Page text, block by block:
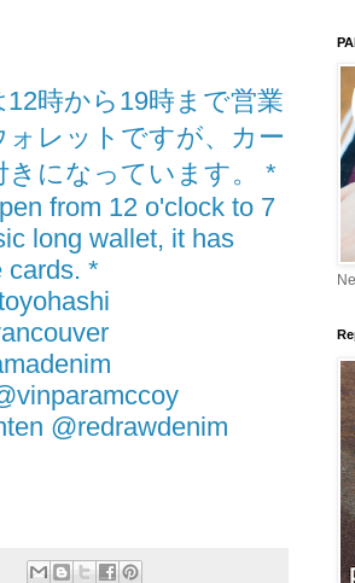
時から19時まで営業
レットですが、カー
きになっています。 *
from 12 o'clock to 7
long wallet, it has
cards. *
@redrawdenim